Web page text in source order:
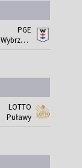
PGE
Wybrzeże
Gdańsk
LOTTO
Puławy